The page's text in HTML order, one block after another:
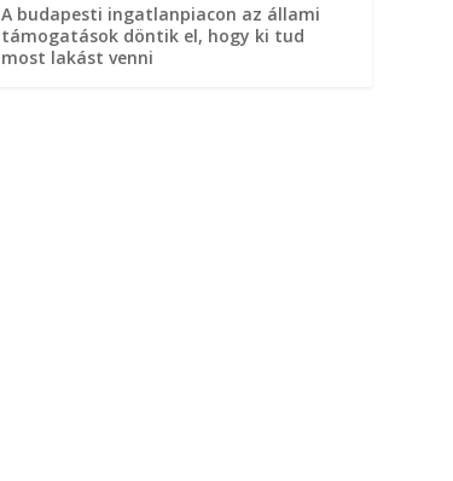
A budapesti ingatlanpiacon az állami
támogatások döntik el, hogy ki tud
most lakást venni